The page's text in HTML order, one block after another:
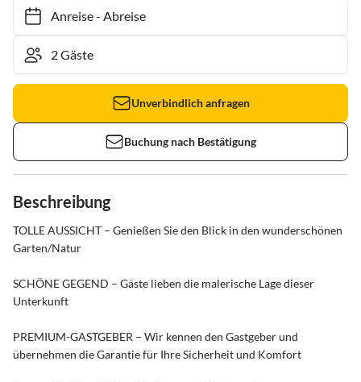
Anreise- Abreise
Unverbindlich anfragen
Buchung nach Bestätigung
Beschreibung
TOLLE AUSSICHT – Genießen Sie den Blick in den wunderschönen
Garten/Natur
SCHÖNE GEGEND – Gäste lieben die malerische Lage dieser
Unterkunft
PREMIUM-GASTGEBER – Wir kennen den Gastgeber und
übernehmen die Garantie für Ihre Sicherheit und Komfort